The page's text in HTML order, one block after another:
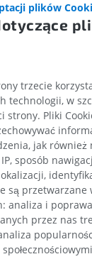
plików
trzecie
technologii, w
strony. Pliki
jak również
sposób
są przetwarzane
analiza i
przez nas